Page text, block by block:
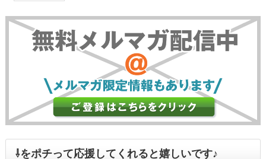
⇩をポチって応援してくれると嬉しいです♪